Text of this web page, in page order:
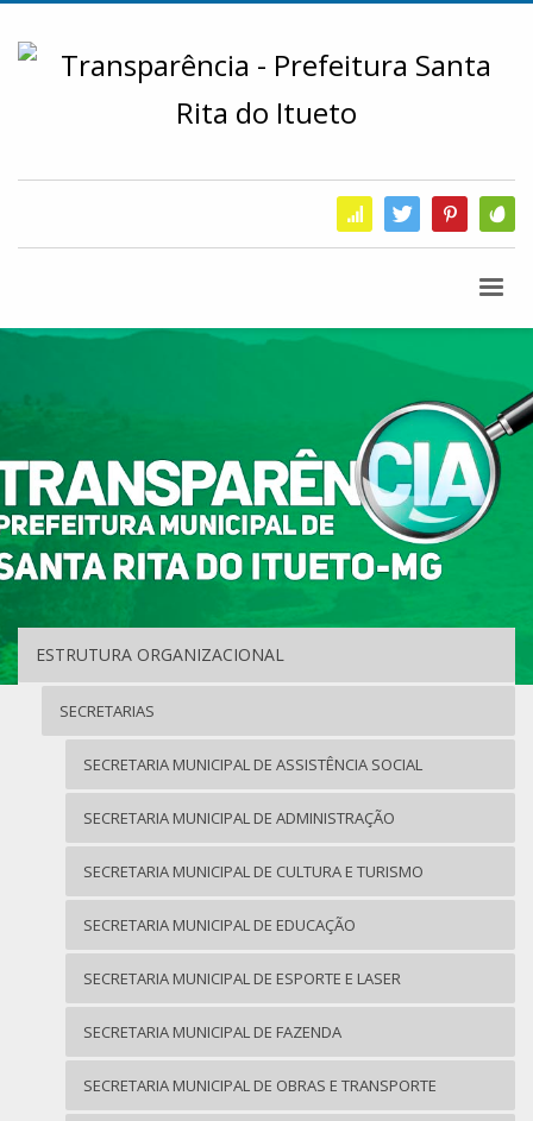
ESTRUTURA ORGANIZACIONAL
SECRETARIAS
SECRETARIA MUNICIPAL DE ASSISTÊNCIA SOCIAL
SECRETARIA MUNICIPAL DE ADMINISTRAÇÃO
SECRETARIA MUNICIPAL DE CULTURA E TURISMO
SECRETARIA MUNICIPAL DE EDUCAÇÃO
SECRETARIA MUNICIPAL DE ESPORTE E LASER
SECRETARIA MUNICIPAL DE FAZENDA
SECRETARIA MUNICIPAL DE OBRAS E TRANSPORTE